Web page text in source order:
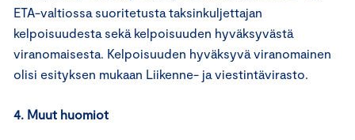
ETA-valtiossa suoritetusta taksinkuljettajan
kelpoisuudesta sekä kelpoisuuden hyväksyvästä
viranomaisesta. Kelpoisuuden hyväksyvä viranomainen
olisi esityksen mukaan Liikenne- ja viestintävirasto.
4. Muut huomiot